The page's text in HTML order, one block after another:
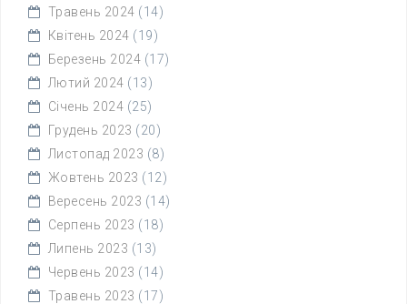
Травень 2024 (14)
Квітень 2024 (19)
Березень 2024 (17)
Лютий 2024 (13)
Січень 2024 (25)
Грудень 2023 (20)
Листопад 2023 (8)
Жовтень 2023 (12)
Вересень 2023 (14)
Серпень 2023 (18)
Липень 2023 (13)
Червень 2023 (14)
Травень 2023 (17)